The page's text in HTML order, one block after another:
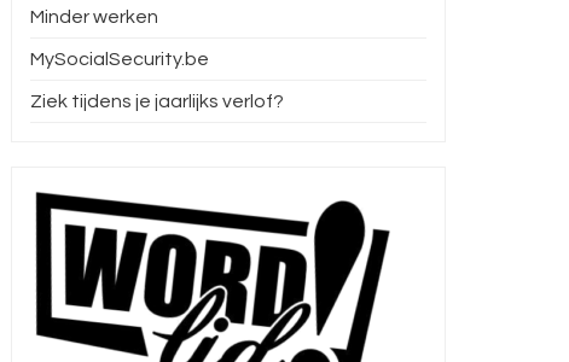
Minder werken
MySocialSecurity.be
Ziek tijdens je jaarlijks verlof?